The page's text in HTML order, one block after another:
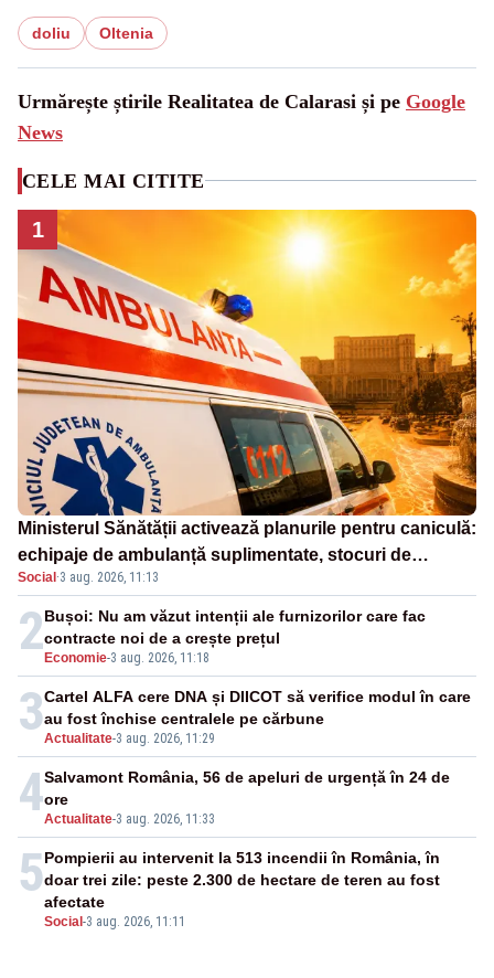
doliu Oltenia
Urmărește știrile Realitatea de Calarasi și pe Google
News
CELE MAI CITITE
1
Ministerul Sănătății activează planurile pentru caniculă:
echipaje de ambulanță suplimentate, stocuri de
medicamente verificate și puncte de apă în spațiile
publice
Social ·3 aug. 2026, 11:13
2 Economie-3 aug. 2026, 11:18
Bușoi: Nu am văzut intenții ale furnizorilor care fac
contracte noi de a crește prețul
3Actualitate-3 aug. 2026, 11:29
Cartel ALFA cere DNA și DIICOT să verifice modul în care
au fost închise centralele pe cărbune
4Actualitate-3 aug. 2026, 11:33
Salvamont România, 56 de apeluri de urgență în 24 de
ore
5
Social -3 aug. 2026, 11:11
Pompierii au intervenit la 513 incendii în România, în
doar trei zile: peste 2.300 de hectare de teren au fost
afectate